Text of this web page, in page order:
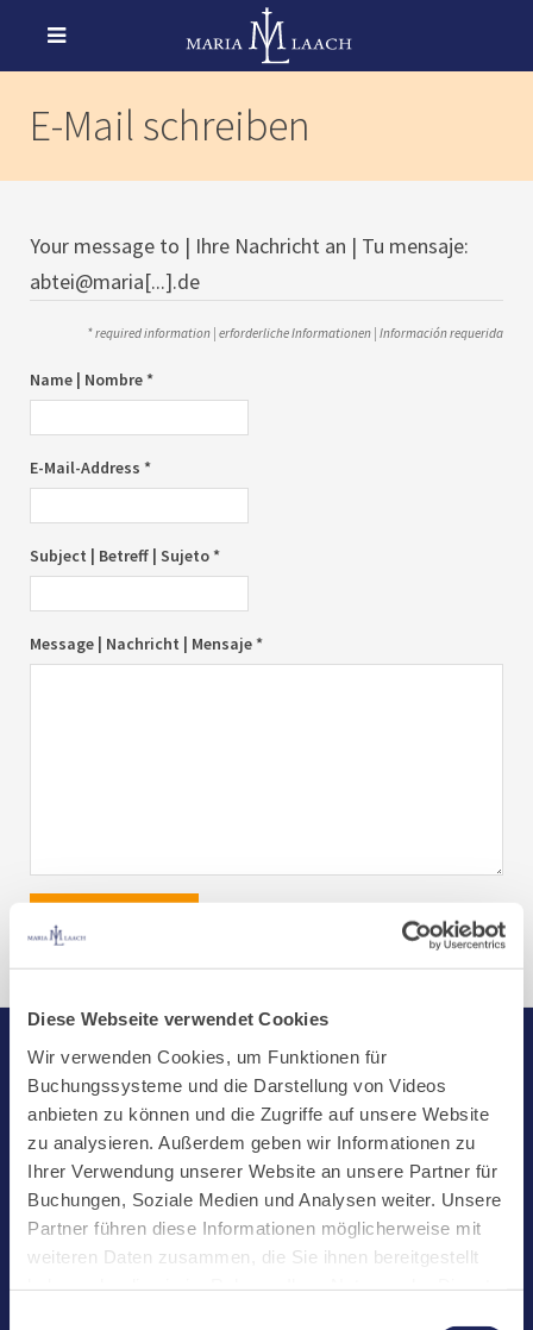
Diese Webseite verwendet Cookies
Wir verwenden Cookies, um Funktionen für
Buchungssysteme und die Darstellung von Videos
anbieten zu können und die Zugriffe auf unsere Website
zu analysieren. Außerdem geben wir Informationen zu
Ihrer Verwendung unserer Website an unsere Partner für
Buchungen, Soziale Medien und Analysen weiter. Unsere
Partner führen diese Informationen möglicherweise mit
weiteren Daten zusammen, die Sie ihnen bereitgestellt
E-Mail schreiben
Your message to | Ihre Nachricht an | Tu mensaje:
abtei@maria[...].de
* required information | erforderliche Informationen | Información requerida
Name | Nombre *
E-Mail-Address *
Subject | Betreff | Sujeto *
Message | Nachricht | Mensaje *
Start
Aktuelles
Kloster
Klosterbetriebe
Spenden